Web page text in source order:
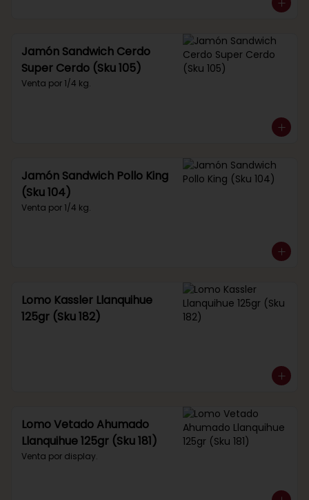
Jamón Sandwich Cerdo
Super Cerdo (Sku 105)
Venta por 1/4 kg.
Jamón Sandwich Pollo King
(Sku 104)
Venta por 1/4 kg.
Lomo Kassler Llanquihue
125gr (Sku 182)
Lomo Vetado Ahumado
Llanquihue 125gr (Sku 181)
Venta por display.